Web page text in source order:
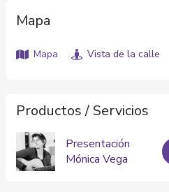
Mapa
Mapa Vista de la calle
Productos / Servicios
Presentación
Mónica Vega